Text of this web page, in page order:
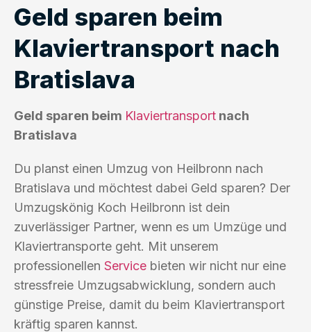
Geld sparen beim
Klaviertransport nach
Bratislava
Geld sparen beim Klaviertransport nach
Bratislava
Du planst einen Umzug von Heilbronn nach
Bratislava und möchtest dabei Geld sparen? Der
Umzugskönig Koch Heilbronn ist dein
zuverlässiger Partner, wenn es um Umzüge und
Klaviertransporte geht. Mit unserem
professionellen Service bieten wir nicht nur eine
stressfreie Umzugsabwicklung, sondern auch
günstige Preise, damit du beim Klaviertransport
kräftig sparen kannst.